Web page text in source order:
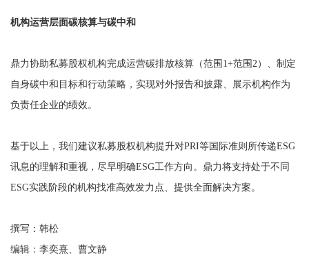
机构运营层面碳核算与碳中和
鼎力协助私募股权机构完成运营碳排放核算（范围1+范围2）、制定
自身碳中和目标和行动策略，实现对外报告和披露、展示机构作为
负责任企业的绩效。
基于以上，我们建议私募股权机构提升对PRI等国际准则所传递ESG
讯息的理解和重视，尽早明确ESG工作方向。鼎力将支持处于不同
ESG实践阶段的机构找准高效发力点、提供全面解决方案。
撰写：韩松
编辑：李奕熹、曹文静